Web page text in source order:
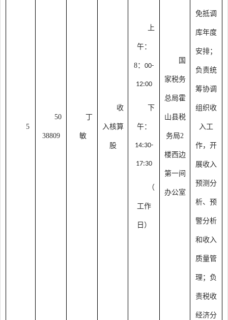
5
50
38809
丁
敏
收
入核算
股
上
午：
8： 00-
12:00
下
午：
14:30-
17:30
（
工作
日）
国
家税务
总局霍
山县税
务局2
楼西边
第一间
办公室
免抵调
库年度
安排；
负责统
筹协调
组织收
入工
作，开
展收入
预测分
析、预
警分析
和收入
质量管
理；负
责税收
经济分